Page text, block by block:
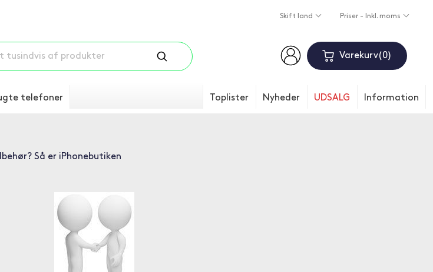
Skift land Priser - Inkl. moms
Varekurv 0
telefoner Toplister Nyheder UDSALG Information
Så er iPhonebutiken